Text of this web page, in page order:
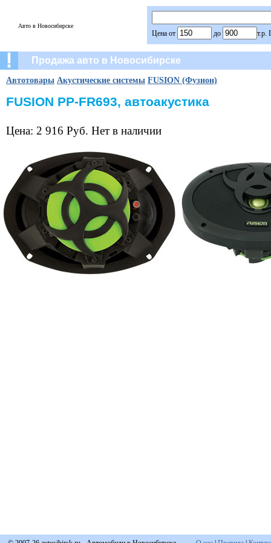
Авто в Новосибирске
Цена от до т.р.
Продажа авто в Новосибирске
Автотовары Акустические системы FUSION (Фузион)
FUSION PP-FR693, автоакустика
Цена: 2 916 Руб. Нет в наличии